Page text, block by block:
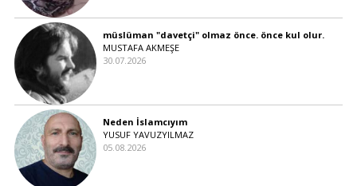
müslüman "davetçi" olmaz önce. önce kul olur.
MUSTAFA AKMEŞE
30.07.2026
Neden İslamcıyım
YUSUF YAVUZYILMAZ
05.08.2026